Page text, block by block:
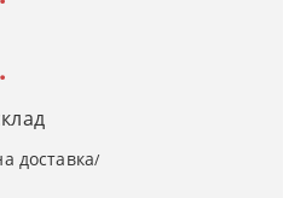
доставка/